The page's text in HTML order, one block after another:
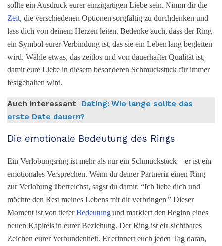
sollte ein Ausdruck eurer einzigartigen Liebe sein. Nimm dir die
Zeit, die verschiedenen Optionen sorgfältig zu durchdenken und
lass dich von deinem Herzen leiten. Bedenke auch, dass der Ring
ein Symbol eurer Verbindung ist, das sie ein Leben lang begleiten
wird. Wähle etwas, das zeitlos und von dauerhafter Qualität ist,
damit eure Liebe in diesem besonderen Schmuckstück für immer
festgehalten wird.
Auch interessant
Dating: Wie lange sollte das
erste Date dauern?
Die emotionale Bedeutung des Rings
Ein Verlobungsring ist mehr als nur ein Schmuckstück – er ist ein
emotionales Versprechen. Wenn du deiner Partnerin einen Ring
zur Verlobung überreichst, sagst du damit: “Ich liebe dich und
möchte den Rest meines Lebens mit dir verbringen.” Dieser
Moment ist von tieferBedeutung und markiert den Beginn eines
neuen Kapitels in eurer Beziehung. Der Ring ist ein sichtbares
Zeichen eurer Verbundenheit. Er erinnert euch jeden Tag daran,